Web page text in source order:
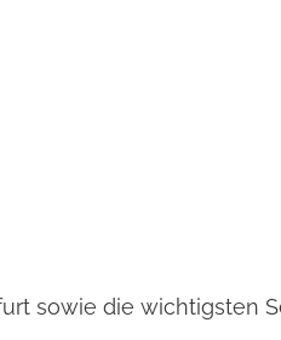
sowie die wichtigsten